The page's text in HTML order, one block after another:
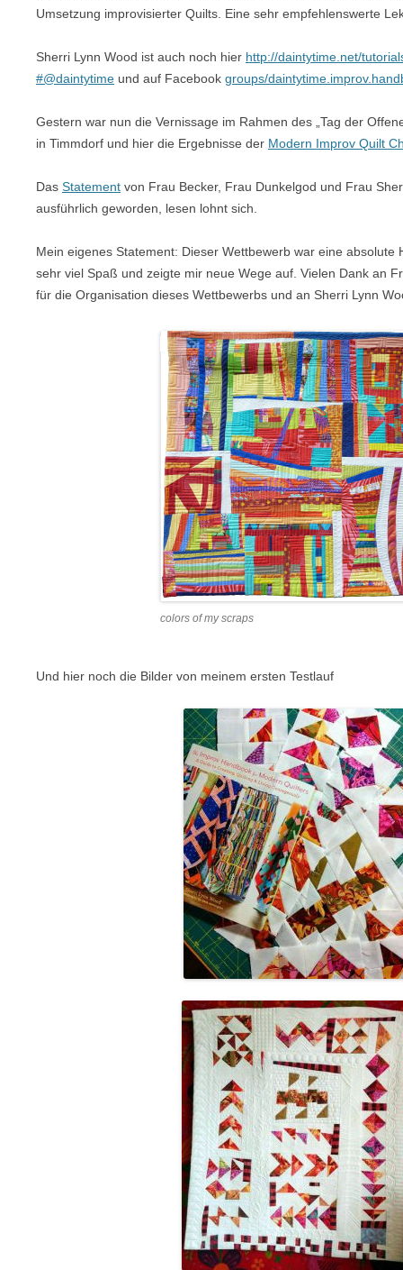
Umsetzung improvisierter Quilts. Eine sehr empfehlenswerte
Sherri Lynn Wood ist auch noch hier http://daintytime.net/
#@daintytime und auf Facebook groups/
Gestern war nun die Vernissage im Rahmen des „Tag der
in Timmdorf und hier die Ergebnisse der Modern Improv Quilt
Das Statement von Frau Becker, Frau Dunkelgod und Frau
ausführlich geworden, lesen lohnt sich.
Mein eigenes Statement: Dieser Wettbewerb war eine absolute
sehr viel Spaß und zeigte mir neue Wege auf. Vielen Dank an
für die Organisation dieses Wettbewerbs und an Sherri Lynn
colors of my scraps
Und hier noch die Bilder von meinem ersten Testlauf